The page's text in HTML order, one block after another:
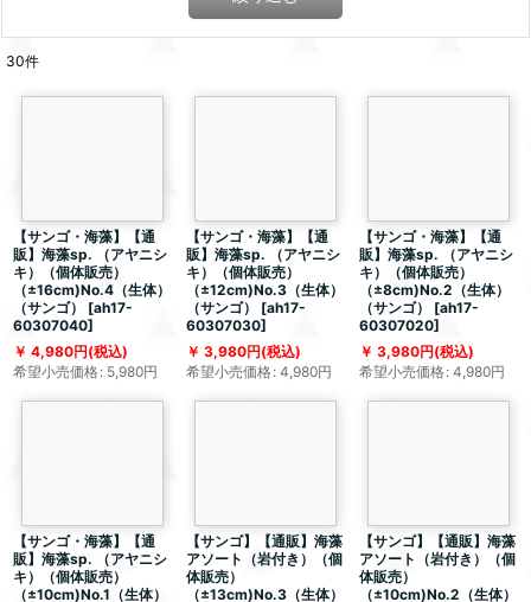
30件
【サンゴ・海藻】【通
販】海藻sp. （アヤニシ
キ）（個体販売）
（±16cm)No.4（生体）
（サンゴ）
[ah17-
60307040]
4,980円(税込)
希望小売価格: 5,980円
【サンゴ・海藻】【通
販】海藻sp. （アヤニシ
キ）（個体販売）
（±12cm)No.3（生体）
（サンゴ）
[ah17-
60307030]
3,980円(税込)
希望小売価格: 4,980円
【サンゴ・海藻】【通
販】海藻sp. （アヤニシ
キ）（個体販売）
（±8cm)No.2（生体）
（サンゴ）
[ah17-
60307020]
3,980円(税込)
希望小売価格: 4,980円
【サンゴ・海藻】【通
販】海藻sp. （アヤニシ
キ）（個体販売）
（±10cm)No.1（生体）
【サンゴ】【通販】海藻
アソート（岩付き）（個
体販売）
（±13cm)No.3（生体）
【サンゴ】【通販】海藻
アソート（岩付き）（個
体販売）
（±10cm)No.2（生体）